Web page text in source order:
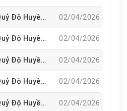
Chương 153: C153: Quỷ Độ Huyền Hà 02/04/2026
Chương 152: C152: Quỷ Độ Huyền Hà 02/04/2026
Chương 151: C151: Quỷ Độ Huyền Hà 02/04/2026
Chương 150: C150: Quỷ Độ Huyền Hà 02/04/2026
Chương 149: C149: Quỷ Độ Huyền Hà 02/04/2026